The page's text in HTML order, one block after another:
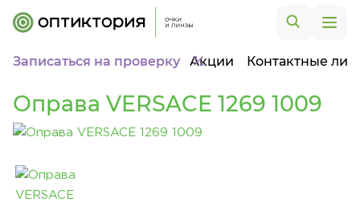
Записаться на проверку Акции Контактные
Оправа VERSACE 1269 1009